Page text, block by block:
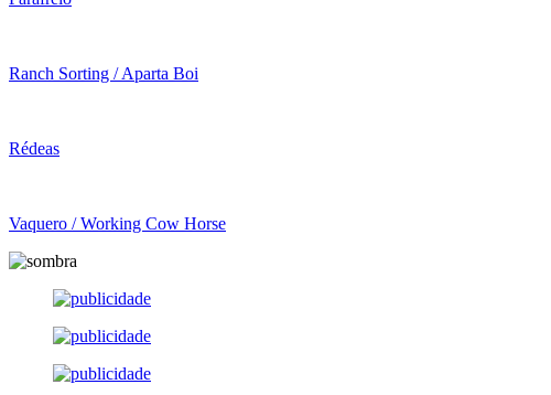
Ranch Sorting / Aparta Boi
Rédeas
Vaquero / Working Cow Horse